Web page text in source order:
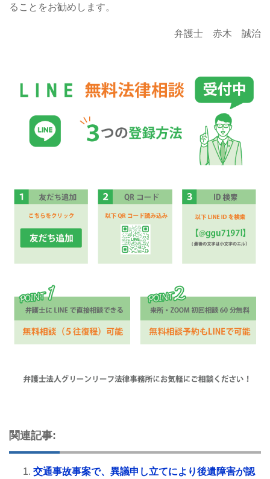
ることをお勧めします。
弁護士 赤木 誠治
関連記事:
交通事故事案で、異議申し立てにより後遺障害が認